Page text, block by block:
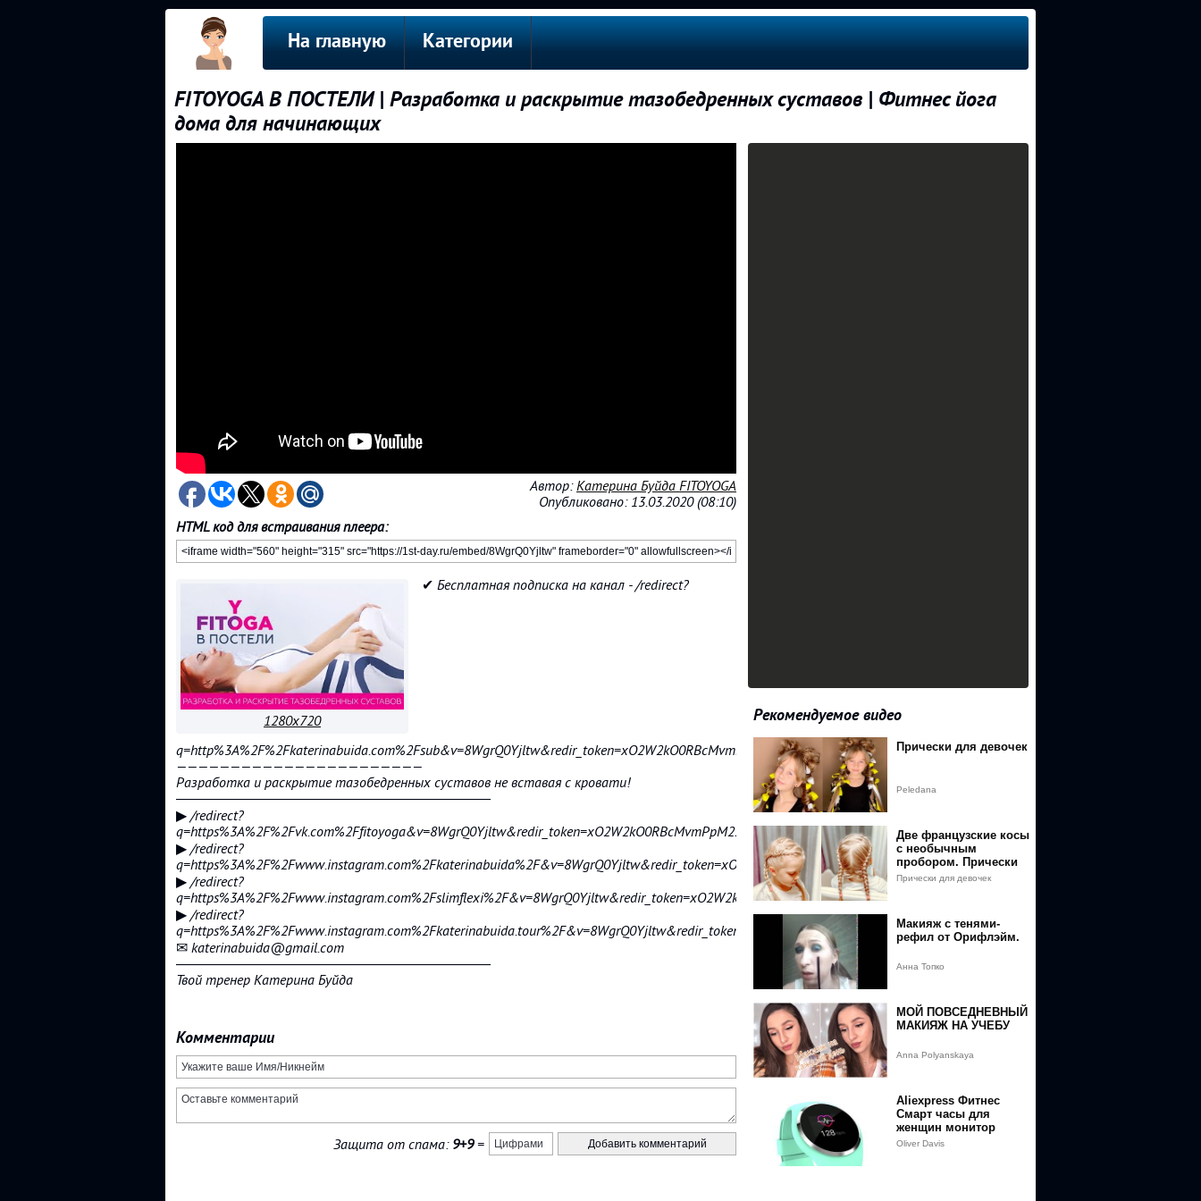
На главную Категории
FITOYOGA В ПОСТЕЛИ | Разработка и раскрытие тазобедренных суставов | Фитнес йога
дома для начинающих
Автор:Катерина Буйда FITOYOGA
Опубликовано: 13.03.2020 (08:10)
HTML код для встраивания плеера:
1280x720
✔ Бесплатная подписка на канал - /redirect?
———————————————————————
Разработка и раскрытие тазобедренных суставов не вставая с кровати!
――――――――――――――――――――――
▶ /redirect?
q=https%3A%2F%2Fvk.com%2Ffitoyoga&v=8WgrQ0Yjltw&redir_token=xO2W2kO0RBcMvmPpM22FW8R_q898MTU4NDE1OTAyOUAxNTg0MDcyNjI5&event=video_description
▶ /redirect?
▶ /redirect?
▶ /redirect?
✉ katerinabuida@gmail.com
――――――――――――――――――――――
Твой тренер Катерина Буйда
Комментарии
Защита от спама: 9+9=
Рекомендуемое видео
Прически для девочек
Peledana
Две французские косы
с необычным
пробором. Прически
для девочек
Прически для девочек
Макияж с тенями-
рефил от Орифлэйм.
Анна Топко
МОЙ ПОВСЕДНЕВНЫЙ
МАКИЯЖ НА УЧЕБУ
Anna Polyanskaya
Aliexpress Фитнес
Смарт часы для
женщин монитор
сердечного ритма для
Oliver Davis